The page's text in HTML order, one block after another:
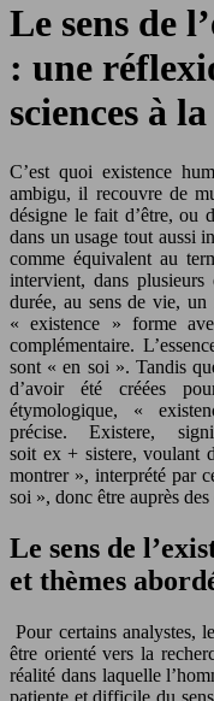
Le sens de
: une
sciences à
C’est quoi existence
ambigu, il recouvre de
désigne le fait d’être, ou
dans un usage tout aussi
comme équivalent au
intervient, dans plusieurs
durée, au sens de vie,
« existence » forme
complémentaire.
sont « en soi ». Tandis
d’avoir été créées
étymologique, «
précise. Existere,
soit ex + sistere,
montrer », interprété par
soi », donc être auprès des
Le sens de
et thèmes
Pour certains analystes,
être orienté vers la
réalité dans laquelle
patiente et difficile du